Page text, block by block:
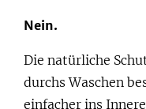
Nein.
Die natürliche
durchs Waschen
einfacher ins